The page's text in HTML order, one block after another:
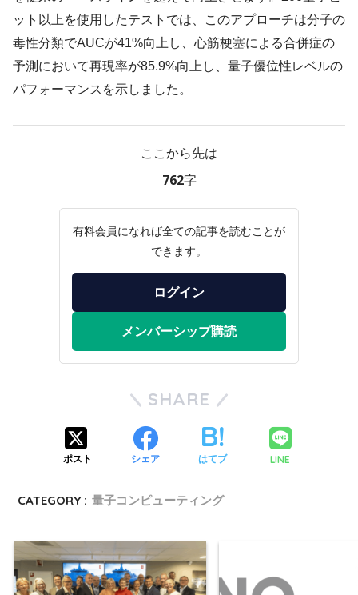
ット以上を使用したテストでは、このアプローチは分子の
毒性分類でAUCが41%向上し、心筋梗塞による合併症の
予測において再現率が85.9%向上し、量子優位性レベルの
パフォーマンスを示しました。
ここから先は
762字
有料会員になれば全ての記事を読むことが
できます。
ログイン
メンバーシップ購読
SHARE
ポスト シェア はてブ LINE
CATEGORY : 量子コンピューティング